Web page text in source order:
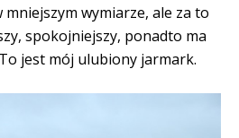
wymiarze, ale za to
spokojniejszy, ponadto ma
jest mój ulubiony jarmark.